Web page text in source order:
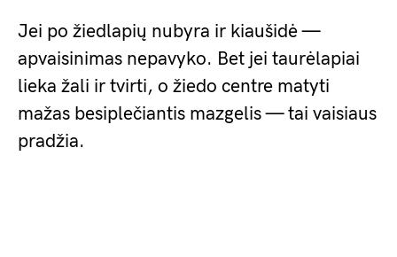
Jei po žiedlapių nubyra ir kiaušidė —
apvaisinimas nepavyko. Bet jei taurėlapiai
lieka žali ir tvirti, o žiedo centre matyti
mažas besiplečiantis mazgelis — tai vaisiaus
pradžia.